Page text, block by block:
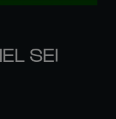
SEI